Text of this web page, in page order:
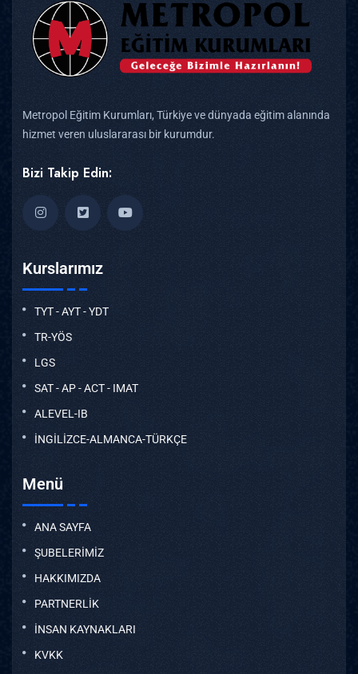
Metropol Eğitim Kurumları, Türkiye ve dünyada eğitim alanında
hizmet veren uluslararası bir kurumdur.
Bizi Takip Edin:
Kurslarımız
TYT - AYT - YDT
TR-YÖS
LGS
SAT - AP - ACT - IMAT
ALEVEL-IB
İNGİLİZCE-ALMANCA-TÜRKÇE
Menü
ANA SAYFA
ŞUBELERİMİZ
HAKKIMIZDA
PARTNERLİK
İNSAN KAYNAKLARI
KVKK